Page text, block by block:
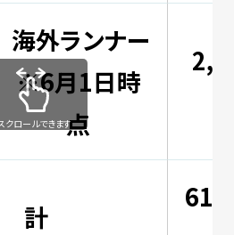
海外ランナー
※6月1日時
点
計
クロールできます